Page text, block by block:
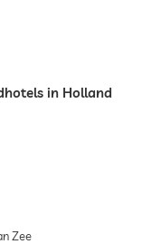
in Holland
Zee